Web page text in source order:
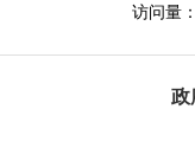
访问量：
政